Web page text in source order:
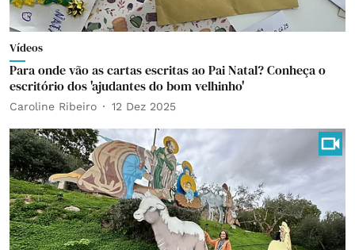
Vídeos
Para onde vão as cartas escritas ao Pai Natal? Conheça o
escritório dos 'ajudantes do bom velhinho'
Caroline Ribeiro 12 Dez 2025